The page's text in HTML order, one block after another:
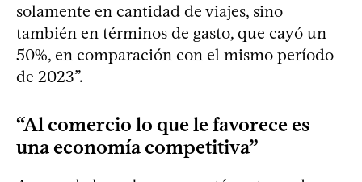
solamente en cantidad de viajes, sino
también en términos de gasto, que cayó un
50%, en comparación con el mismo período
de 2023”.
“Al comercio lo que le favorece es
una economía competitiva”